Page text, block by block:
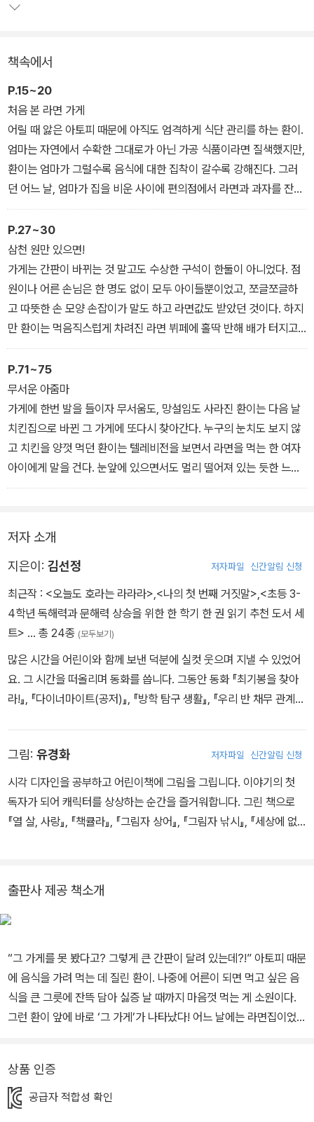
책속에서
P.15~20
처음 본 라면 가게
어릴 때 앓은 아토피 때문에 아직도 엄격하게 식단 관리를 하는 환이.
엄마는 자연에서 수확한 그대로가 아닌 가공 식품이라면 질색했지만,
환이는 엄마가 그럴수록 음식에 대한 집착이 갈수록 강해진다. 그러
던 어느 날, 엄마가 집을 비운 사이에 편의점에서 라면과 과자를 잔뜩
사 와 신나게 먹다가 현장을 딱 들켜 먹던 걸 죄다 빼앗기고 만다. 그
렇게 쓸쓸하게 길을 걷던 환이 앞에 ‘세상의 모든 라면’을 판다는 가게
가 떡하니 나타난다. 환이는 매일 간판이 바뀌는 이상한 가게를 잊지
못하고 한번 가 보기로 마음먹는다.
월요일, 화요일, 수요일……. 환이는 학교에 가면서 그 앞을 지나칠 때
마다 목이 빠지도록 가게를 쳐다보곤 했다. 이상한 가게였다. 간판 글
씨가 자꾸 바뀌었던 것이다.
첫날, 그 가게를 보았을 때는 분명히 흰 바탕에 까만 글씨로 ‘세상의
모든 라면’이라고 씌어 있었다. 그런데 월요일에 보았을 때는 노란 바
탕에 번쩍번쩍 빛나는 글씨로 ‘먹는 게 남는 라면집’이라고 바뀌어 있
는 게 아닌가!
그리고 수요일인 오늘 아침에 보았을 때는 간판 모양까지 세로로 바
뀐 데다, 초등학생이 쓴 것같이 비뚤비뚤한 글씨로 ‘세상에서 제일 싸
있었다. 라면값이 얼마나 비쌀지 알 수는 없지만, 일단 한번 가게에 가
보기로 했다. 오늘은 학교 수업이 빨리 끝나서 ‘영어 동화책 읽기’ 학
회였다.
(중략)
“야, 약국 옆에 가게 하나 새로 생겼잖아. 간판도 자꾸 바뀌고.”
환이는 진혁이에게 간판 모양이랑 그 위에 적힌 글자를 자세히 설명
해 주었다. 그러나 진혁이는 그런 가게를 한 번도 본 적이 없다고 말했
다.
온 땀 때문에 돈이 축축해져 갔다. 진혁이의 말처럼 그 가게가 없으면
어떡하나 걱정이 되었다.
P.27~30
삼천 원만 있으면!
가게는 간판이 바뀌는 것 말고도 수상한 구석이 한둘이 아니었다. 점
원이나 어른 손님은 한 명도 없이 모두 아이들뿐이었고, 쪼글쪼글하
고 따뜻한 손 모양 손잡이가 말도 하고 라면값도 받았던 것이다. 하지
만 환이는 먹음직스럽게 차려진 라면 뷔페에 홀딱 반해 배가 터지고
도 남을 만큼 온갖 라면을 먹어 치운다. 한참 뒤에야 정신이 번쩍 들어
부랴부랴 가게를 나섰지만, 이상하게도 배가 부르기는커녕 꼬르륵 소
리가 우렁차게 울리고 라면 맛이 하나도 기억나지 않는 게 아닌가?
환이는 울고 싶었다.
마침내 환이의 떨리는 손이 가게의 손잡이를 잡았다. 조심, 조심.
“빼애액----!”
그런데 환이가 손잡이를 잡자마자 어디서도 들어 본 적 없는 우렁찬
“빼애애애애애애애애애액------!”
기적 소리는 가게 안으로 들어온 뒤에도 계속해서 울렸다. 하얀 연기
덜컥 겁이 난 환이가 다시 나가려고 재빨리 뒤돌아서 손잡이를 잡았
다.
“아악!”
환이는 소스라치며 비명을 질렀다. 둥그렇고 딱딱했던 손잡이가 진짜
사람 손으로 변해서 환이의 손을 덥석 잡았던 것이다.
“들어왔으면 먹고 가야지, 어딜 가려고 그래?”
“삼천 원에 라면이 무제한이야. 진짜로 그냥 갈 거야?!”
손잡이가 남자인지 여자인지 모를 목소리로 능글맞게 말했다.
환이는 있는 힘껏 손잡이, 아니 손을 뿌리쳤다. 그러고는 무심코 뒤돌
아보니 어느새 연기가 걷혀 있었다. 뿌옇던 가게 안이 이제 환하게 보
P.71~75
무서운 아줌마
가게에 한번 발을 들이자 무서움도, 망설임도 사라진 환이는 다음 날
치킨집으로 바뀐 그 가게에 또다시 찾아간다. 누구의 눈치도 보지 않
고 치킨을 양껏 먹던 환이는 텔레비전을 보면서 라면을 먹는 한 여자
아이에게 말을 건다. 눈앞에 있으면서도 멀리 떨어져 있는 듯한 느낌
을 주는 낯익은 아이의 얼굴에 찜찜한 기분이 들어 가게에 발길을 끊
뒤에 집에 가려고 하는데, 가게에서 한 번도 본 적이 없는 무서운 아줌
마가 나타나 앞을 가로막는데…….
‘뭐야, 멀어지고 있는 게 아니라 진짜로 작아지고 있잖아?’
어들더니 곧 고양이 한 마리가 겨우 드나들 수 있을 만큼 작아졌다. 이
윽고 생쥐 한 마리가 들어올 수 있을 만큼 작아지더니 이내 엄지손톱
만큼, 그다음은 새끼손톱만큼 작아져 버렸다. 가게 문에 그려져 있던
사탕과 젤리 그림은 이제 보이지도 않았다. 환이는 눈을 마구 비볐다.
“환아, 겁내지 말고 문을 똑바로 쳐다봐.”
또다시 들려온 목소리에 용기가 났다. 환이는 아까보다 조금 더 큰 소
리로 아줌마에게 말했다.
“아줌마, 제가 지금은 돈이 없어요. 집에 가서 엄마한테 말씀드릴 테
먹었다고 말하면, 엄마가 뭐라고 할까?”
환이는 아줌마가 비웃자 화가 났다.
주세요!”
“하하하하하하! 뭐? 너희 엄마가 걱정을 한다고? 너, 설마 엄마가 정
말로 너를 걱정할 거라고 생각하는 건 아니지?”
아줌마가 너무 어이없어 하며 웃어 대는 바람에, 환이는 나오던 눈물
“이 꼬맹아, 너를 그렇게 걱정하고 좋아하는 사람이 네가 좋아하는 건
아무것도 못 하게 하냐?”
저자 소개
지은이: 김선정 저자파일 신간알림 신청
최근작 : <오늘도 호라는 라라라> <나의 첫 번째 거짓말> <초등 3-
4학년 독해력과 문해력 상승을 위한 한 학기 한 권 읽기 추천 도서 세
트> … 총 24종 (모두보기)
많은 시간을 어린이와 함께 보낸 덕분에 실컷 웃으며 지낼 수 있었어
요. 그 시간을 떠올리며 동화를 씁니다. 그동안 동화 『최기봉을 찾아
라!』, 『다이너마이트(공저)』, 『방학 탐구 생활』, 『우리 반 채무 관계』,
학상 대상, 제8회 푸른문학상 새로운 작가상을 수상했습니다.
그림: 유경화 저자파일 신간알림 신청
시각 디자인을 공부하고 어린이책에 그림을 그립니다. 이야기의 첫
독자가 되어 캐릭터를 상상하는 순간을 즐거워합니다. 그린 책으로
『열 살, 사랑』, 『책큘라』, 『그림자 상어』, 『그림자 낚시』, 『세상에 없
출판사 제공 책소개
“그 가게를 못 봤다고? 그렇게 큰 간판이 달려 있는데?!” 아토피 때문
에 음식을 가려 먹는 데 질린 환이. 나중에 어른이 되면 먹고 싶은 음
식을 큰 그릇에 잔뜩 담아 싫증 날 때까지 마음껏 먹는 게 소원이다.
그런 환이 앞에 바로 ‘그 가게’가 나타났다! 어느 날에는 라면집이었다
까? 아이들 눈에만 보이는 신비한 가게가 있다면?! 무엇이든 먹고 싶
은 대로 먹고 놀고 싶은 대로 놀 수 있는, 꿈같은 장소가 있다면 어떨
상품 인증
공급자 적합성 확인